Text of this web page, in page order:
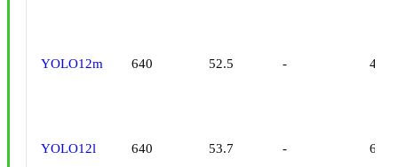
YOLO12m 640 52.5 - 4.86
YOLO12l 640 53.7 - 6.77